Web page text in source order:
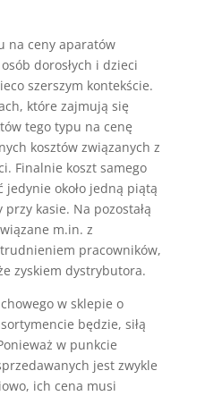
na ceny aparatów
dorosłych i dzieci
szerszym kontekście.
które zajmują się
tego typu na cenę
kosztów związanych z
Finalnie koszt samego
około jedną piątą
kasie. Na pozostałą
m.in. z
pracowników,
zyskiem dystrybutora.
w sklepie o
będzie, siłą
w punkcie
jest zwykle
ich cena musi